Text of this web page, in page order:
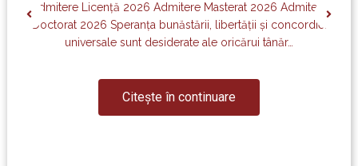
Admitere Licență 2026 Admitere Masterat 2026 Admitere
Doctorat 2026 Speranța bunăstării, libertății și concordiei
universale sunt desiderate ale oricărui tânăr…
Citește în continuare